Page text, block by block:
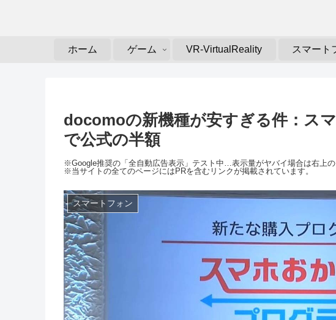
ホーム ゲーム VR-VirtualReality スマート
docomoの新機種が安すぎる件：ス
で公式の半額
※Google推奨の「全自動広告表示」テスト中…表示量がヤバイ場合は右上
※当サイトの全てのページにはPRを含むリンクが掲載されています。
スマートフォン